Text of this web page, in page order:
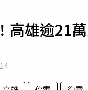
專欄
高雄逾21